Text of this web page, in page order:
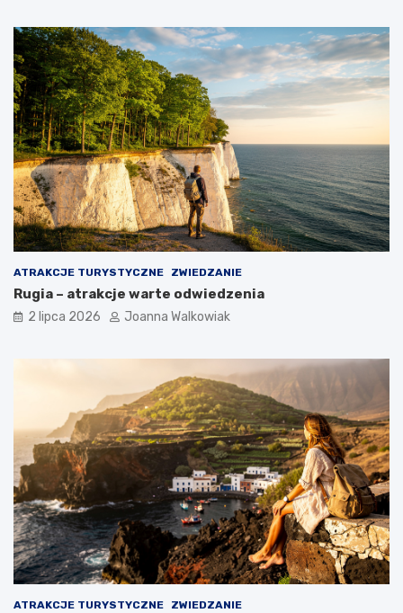
ATRAKCJE TURYSTYCZNE ZWIEDZANIE
Rugia – atrakcje warte odwiedzenia
2 lipca 2026 Joanna Walkowiak
ATRAKCJE TURYSTYCZNE ZWIEDZANIE